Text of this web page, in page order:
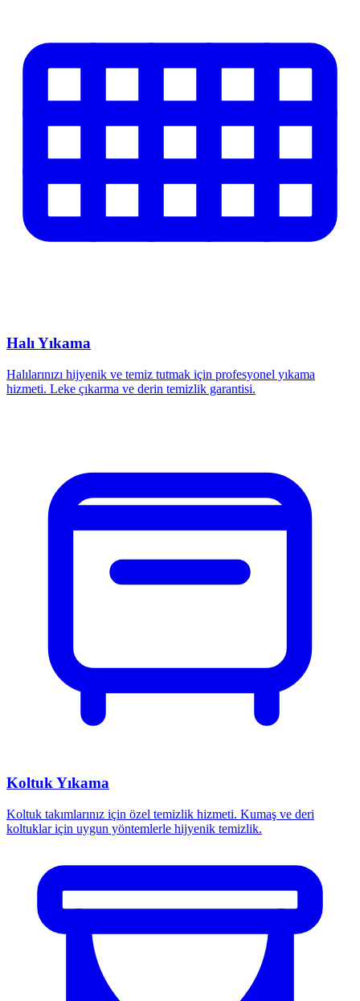
Halı Yıkama
Halılarınızı hijyenik ve temiz tutmak için profesyonel yıkama
hizmeti. Leke çıkarma ve derin temizlik garantisi.
Koltuk Yıkama
Koltuk takımlarınız için özel temizlik hizmeti. Kumaş ve deri
koltuklar için uygun yöntemlerle hijyenik temizlik.